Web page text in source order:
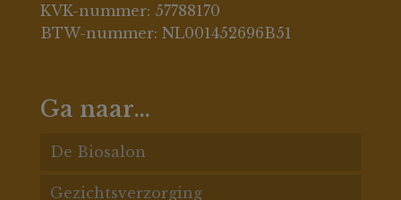
KVK-nummer: 57788170
BTW-nummer: NL001452696B51
Ga naar…
De Biosalon
De Biosalon behandelingen
Gezichtsverzorging